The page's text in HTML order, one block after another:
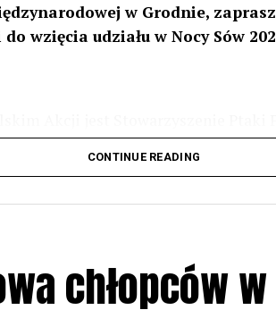
w Grodnie,
wzięcia udziału w Nocy Sów
25 lutego 2023 r. wg harmonogramu
do udziału w Akcji,
i wymianę doświadczeń przy grillu.
CONTINUE READING
chłopców